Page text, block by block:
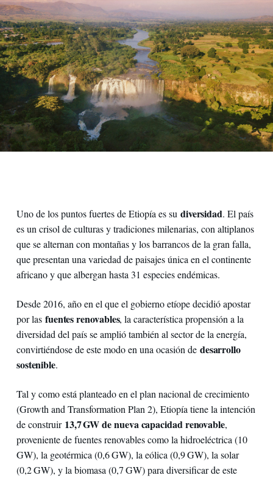
Uno de los puntos fuertes de Etiopía es su diversidad. El país
es un crisol de culturas y tradiciones milenarias, con altiplanos
que se alternan con montañas y los barrancos de la gran falla,
que presentan una variedad de paisajes única en el continente
africano y que albergan hasta 31 especies endémicas.
Desde 2016, año en el que el gobierno etíope decidió apostar
por las fuentes renovables, la característica propensión a la
diversidad del país se amplió también al sector de la energía,
convirtiéndose de este modo en una ocasión dedesarrollo
sostenible.
Tal y como está planteado en el plan nacional de crecimiento
(Growth and Transformation Plan 2), Etiopía tiene la intención
de construir 13,7 GW de nueva capacidad renovable,
proveniente de fuentes renovables como la hidroeléctrica (10
GW), la geotérmica (0,6 GW), la eólica (0,9 GW), la solar
(0,2 GW), y la biomasa (0,7 GW) para diversificar de este